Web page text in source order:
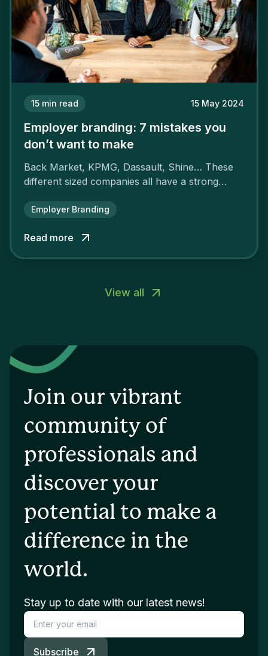
15 min read 15 May 2024
Employer branding: 7 mistakes you
don’t want to make
Back Market, KPMG, Dassault, Shine… These
different sized companies all have a strong
attractiveness and loyalty and makes their
Employer Branding
Read more
View all
Join our vibrant
community of
professionals and
discover your
potential to make a
difference in the
world.
Stay up to date with our latest news!
Subscribe